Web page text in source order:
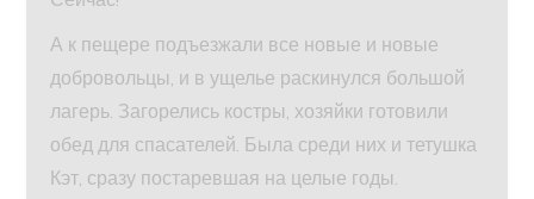
А к пещере подъезжали все новые и новые
добровольцы, и в ущелье раскинулся большой
лагерь. Загорелись костры, хозяйки готовили
обед для спасателей. Была среди них и тетушка
Кэт, сразу постаревшая на целые годы.